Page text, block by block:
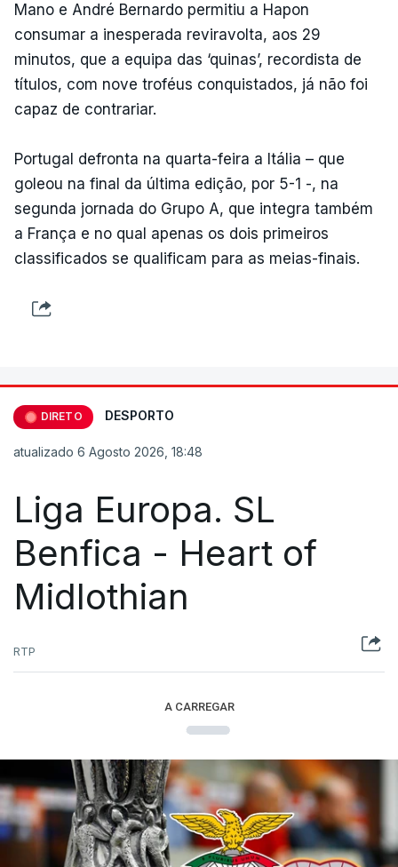
Mano e André Bernardo permitiu a Hapon
consumar a inesperada reviravolta, aos 29
minutos, que a equipa das ‘quinas’, recordista de
títulos, com nove troféus conquistados, já não foi
capaz de contrariar.
Portugal defronta na quarta-feira a Itália – que
goleou na final da última edição, por 5-1 -, na
segunda jornada do Grupo A, que integra também
a França e no qual apenas os dois primeiros
classificados se qualificam para as meias-finais.
DIRETO DESPORTO
atualizado 6 Agosto 2026, 18:48
Liga Europa. SL
Benfica - Heart of
Midlothian
RTP
A CARREGAR